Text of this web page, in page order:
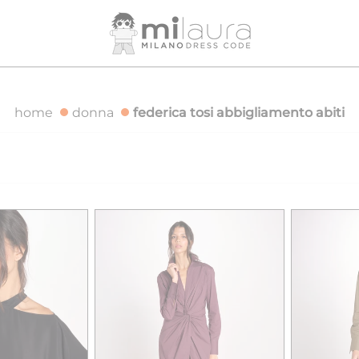
GRATUITA PER ORDINI SUPERIORI A 500€
home donna federica tosi abbigliamento abiti